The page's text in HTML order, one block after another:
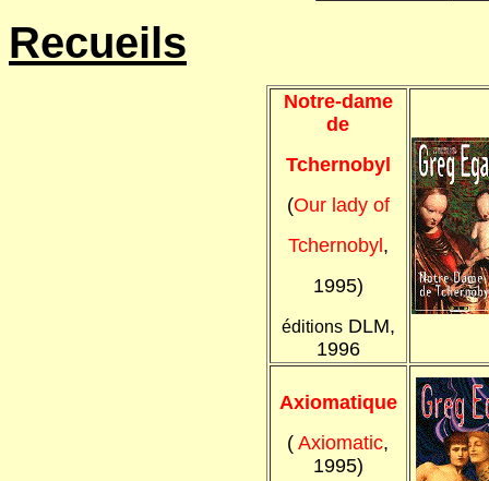
Recueils
Notre-dame
de
Tchernobyl
(Our lady of
Tchernobyl ,
1995)
éditionsDLM,
1996
Axiomatique
( Axiomatic,
1995)